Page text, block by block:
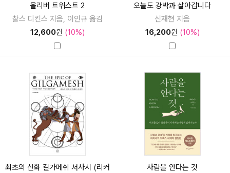
올리버 트위스트 2
찰스 디킨스 지음, 이인규 옮김
12,600원 (10%)
오늘도 강박과 살아갑니다
신재현 지음
16,200원 (10%)
최초의 신화 길가메쉬 서사시 (리커
사람을 안다는 것